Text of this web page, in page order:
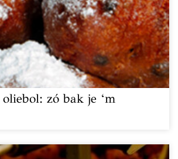
zó bak je ‘m